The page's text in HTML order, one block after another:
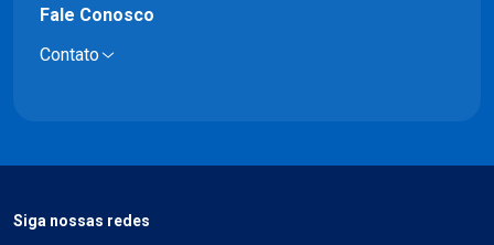
Fale Conosco
Contato
Siga nossas redes